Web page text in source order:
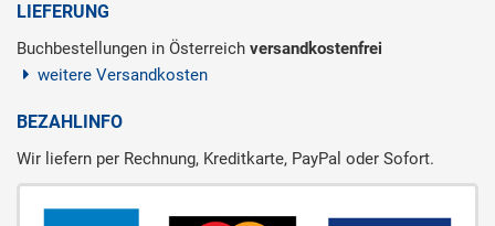
LIEFERUNG
Buchbestellungen in Österreich versandkostenfrei
weitere Versandkosten
BEZAHLINFO
Wir liefern per Rechnung, Kreditkarte, PayPal oder Sofort.